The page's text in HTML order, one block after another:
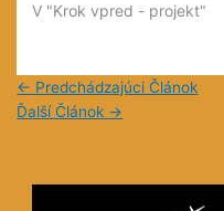
V "Krok vpred - projekt"
← Predchádzajúci Článok
Ďalší Článok →